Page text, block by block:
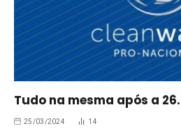
Tudo na mesma após a
25/03/2024 14